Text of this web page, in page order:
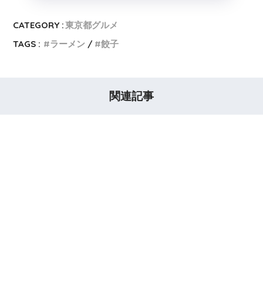
CATEGORY :東京都グルメ
TAGS :
ラーメン 餃子
関連記事